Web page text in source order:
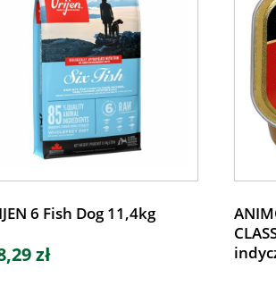
6 Fish Dog 11,4kg
zł